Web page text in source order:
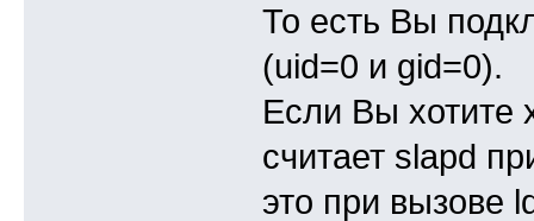
То есть Вы
(uid=0 и gid=0).
Если Вы хотите
считает slapd
это при вызове